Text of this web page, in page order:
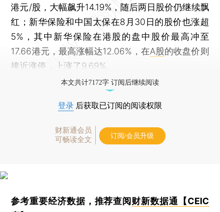
港元/股，大幅飙升14.19%，随后两日股价仍继续飘
红；新华保险和中国太保在8月30日的股价也涨超
5%，其中新华保险在港股的盘中股价最高冲至
17.66港元，最高涨幅达12.06%，在A股的收盘价则
接近涨停，上涨了9.69%。
本文共计7172字 订阅后继续阅读
登录 后获取已订阅的阅读权限
财新通会员
可畅读全文
订阅/会员升级
参考重要经济数据，推荐查阅 财新数据通【CEIC